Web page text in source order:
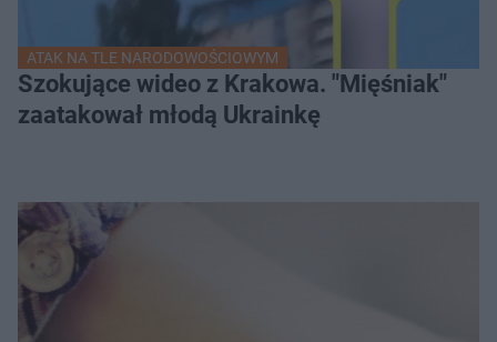
ATAK NA TLE NARODOWOŚCIOWYM
Szokujące wideo z Krakowa. "Mięśniak"
zaatakował młodą Ukrainkę